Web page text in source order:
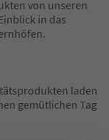
von unseren
in das
laden
gemütlichen Tag